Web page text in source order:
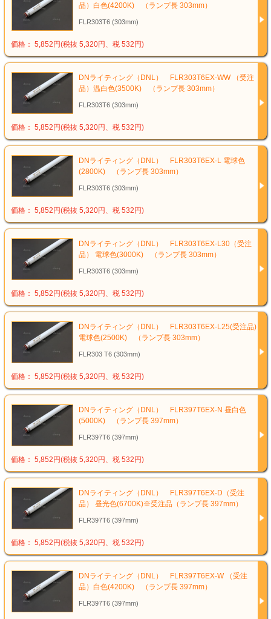
品）白色(4200K) （ランプ長 303mm）
FLR303T6 (303mm)
価格： 5,852円(税抜 5,320円、税 532円)
DNライティング（DNL） FLR303T6EX-WW （受注
品）温白色(3500K) （ランプ長 303mm）
FLR303T6 (303mm)
価格： 5,852円(税抜 5,320円、税 532円)
DNライティング（DNL） FLR303T6EX-L 電球色
(2800K) （ランプ長 303mm）
FLR303T6 (303mm)
価格： 5,852円(税抜 5,320円、税 532円)
DNライティング（DNL） FLR303T6EX-L30（受注
品） 電球色(3000K) （ランプ長 303mm）
FLR303T6 (303mm)
価格： 5,852円(税抜 5,320円、税 532円)
DNライティング（DNL） FLR303T6EX-L25(受注品)
電球色(2500K) （ランプ長 303mm）
FLR303 T6 (303mm)
価格： 5,852円(税抜 5,320円、税 532円)
DNライティング（DNL） FLR397T6EX-N 昼白色
(5000K) （ランプ長 397mm）
FLR397T6 (397mm)
価格： 5,852円(税抜 5,320円、税 532円)
DNライティング（DNL） FLR397T6EX-D（受注
品） 昼光色(6700K)※受注品（ランプ長 397mm）
FLR397T6 (397mm)
価格： 5,852円(税抜 5,320円、税 532円)
DNライティング（DNL） FLR397T6EX-W （受注
品）白色(4200K) （ランプ長 397mm）
FLR397T6 (397mm)